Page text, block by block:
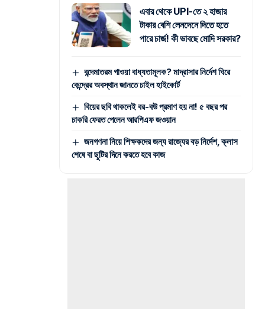
এবার থেকে UPI-তে ২ হাজার
টাকার বেশি লেনদেনে দিতে হতে
পারে চার্জ! কী ভাবছে মোদি সরকার?
বন্দেমাতরম গাওয়া বাধ্যতামূলক? মাদ্রাসার নির্দেশ ঘিরে
কেন্দ্রের অবস্থান জানতে চাইল হাইকোর্ট
বিয়ের ছবি থাকলেই বর-বউ প্রমাণ হয় না! ৫ বছর পর
চাকরি ফেরত পেলেন আরপিএফ জওয়ান
জনগণনা নিয়ে শিক্ষকদের জন্য রাজ্যের বড় নির্দেশ, ক্লাস
শেষে বা ছুটির দিনে করতে হবে কাজ